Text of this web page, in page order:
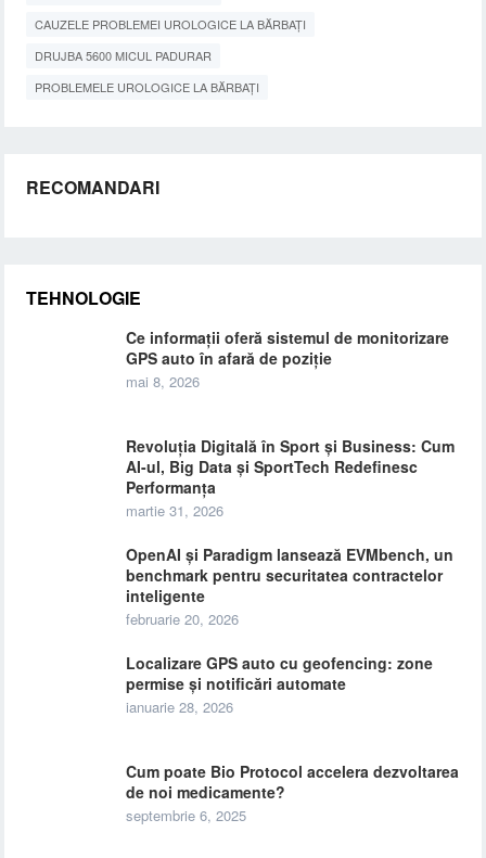
CAUZELE PROBLEMEI UROLOGICE LA BĂRBAȚI
DRUJBA 5600 MICUL PADURAR
PROBLEMELE UROLOGICE LA BĂRBAȚI
RECOMANDARI
TEHNOLOGIE
Ce informații oferă sistemul de monitorizare
GPS auto în afară de poziție
mai 8, 2026
Revoluția Digitală în Sport și Business: Cum
AI-ul, Big Data și SportTech Redefinesc
Performanța
martie 31, 2026
OpenAI și Paradigm lansează EVMbench, un
benchmark pentru securitatea contractelor
inteligente
februarie 20, 2026
Localizare GPS auto cu geofencing: zone
permise și notificări automate
ianuarie 28, 2026
Cum poate Bio Protocol accelera dezvoltarea
de noi medicamente?
septembrie 6, 2025